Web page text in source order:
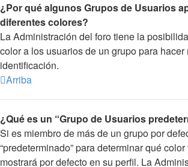
¿Por qué algunos Grupos de Usuarios
diferentes colores?
La Administración del foro tiene la
color a los usuarios de un grupo para hacer
identificación.
Arriba
¿Qué es un “Grupo de Usuarios
Si es miembro de más de un grupo por
“predeterminado” para determinar qué
mostrará por defecto en su perfil. La